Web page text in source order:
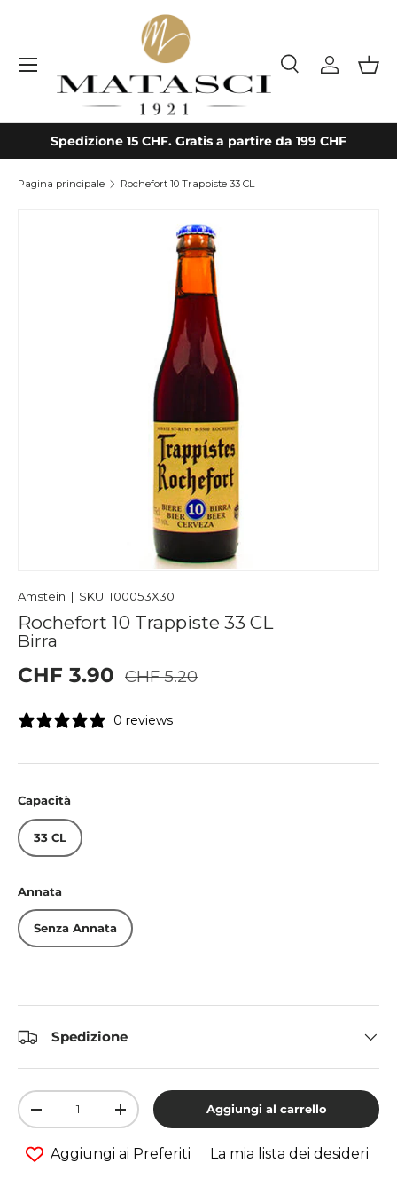
Passa ai contenuti
Cerca
Tipo prodotto
Tutto
CercaAccedi
Menu
Spedizione 15 CHF. Gratis a partire da 199 CHF
Pagina principale Rochefort 10 Trappiste 33 CL
Amstein | SKU: 100053X30
Rochefort 10 Trappiste 33 CL
Birra
CHF 3.90 CHF 5.20
0 reviews
Capacità
33 CL
Annata
Senza Annata
Spedizione
Q.tà
-
+ Aggiungi al carrello
Aggiungi ai Preferiti La mia lista dei desideri